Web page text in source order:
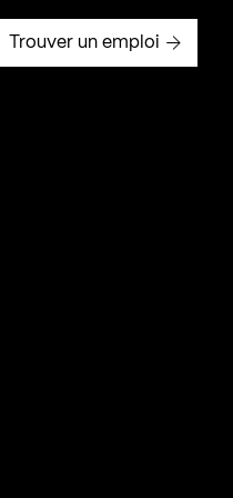
de recherche
de Kollectif
de Kollectif
Linkedin de Kollectif
Trouver un emploi